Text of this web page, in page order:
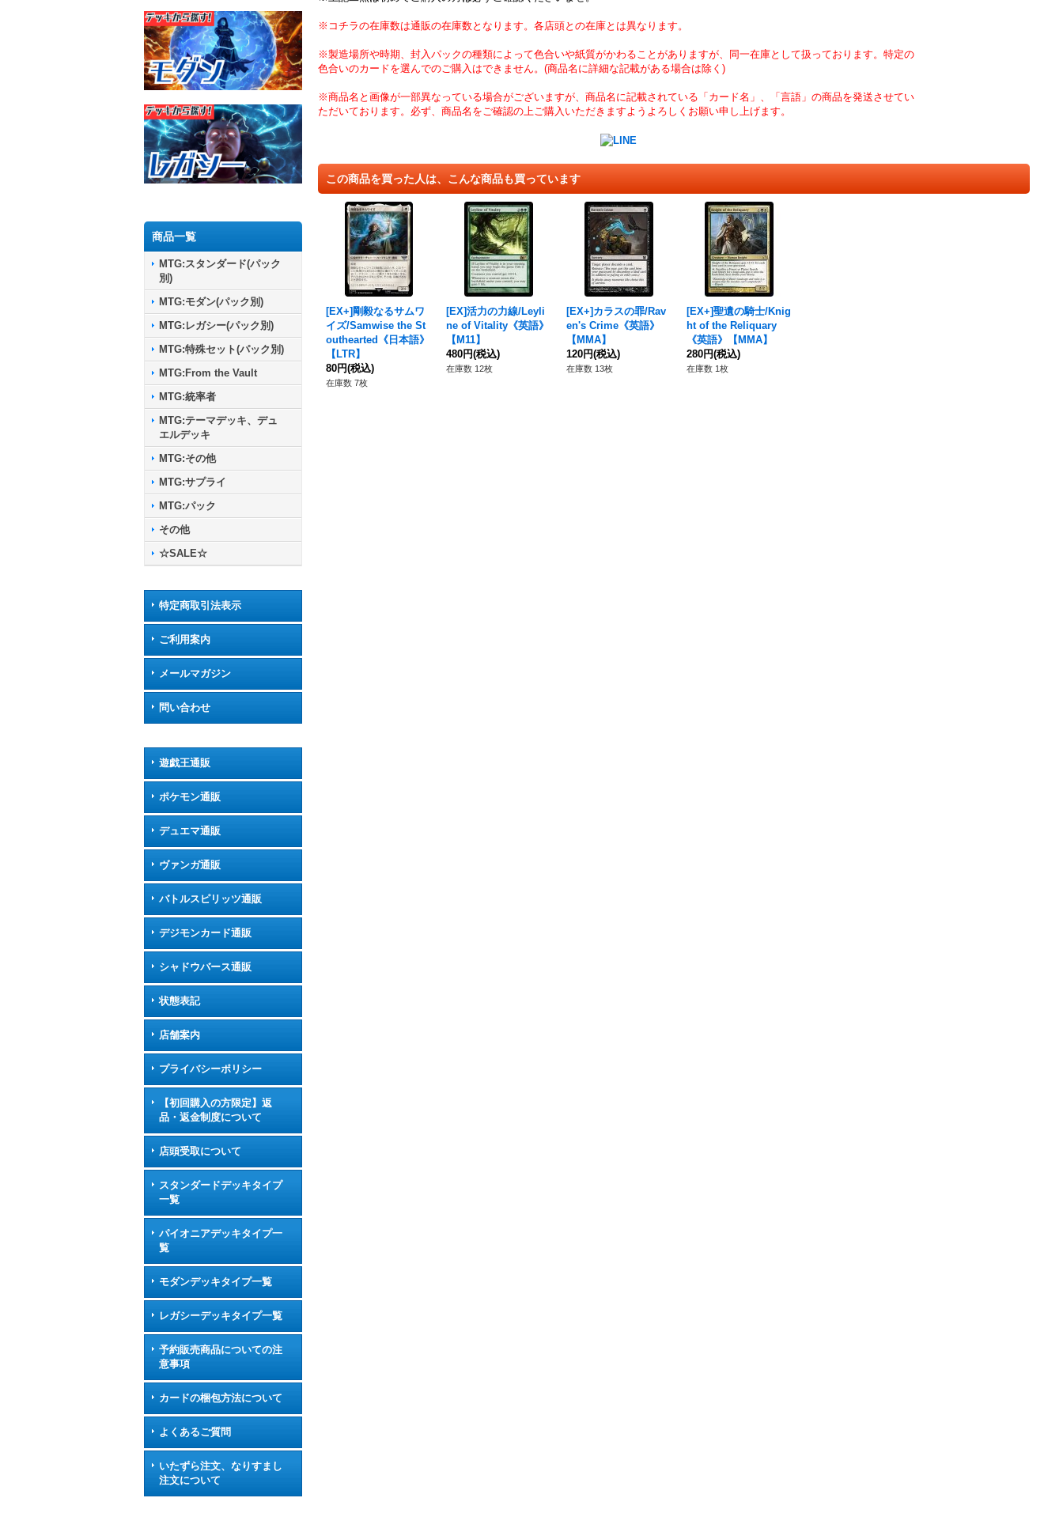
商品一覧
MTG:スタンダード(パック
別)
MTG:モダン(パック別)
MTG:レガシー(パック別)
MTG:特殊セット(パック別)
MTG:From the Vault
MTG:統率者
MTG:テーマデッキ、デュ
エルデッキ
MTG:その他
MTG:サプライ
MTG:パック
その他
☆SALE☆
特定商取引法表示
ご利用案内
メールマガジン
問い合わせ
遊戯王通販
ポケモン通販
デュエマ通販
ヴァンガ通販
バトルスピリッツ通販
デジモンカード通販
シャドウバース通販
状態表記
店舗案内
プライバシーポリシー
【初回購入の方限定】返
品・返金制度について
店頭受取について
スタンダードデッキタイプ
一覧
パイオニアデッキタイプ一
覧
モダンデッキタイプ一覧
レガシーデッキタイプ一覧
予約販売商品についての注
意事項
カードの梱包方法について
よくあるご質問
いたずら注文、なりすまし
注文について
※コチラの在庫数は通販の在庫数となります。各店頭との在庫とは異なります。
※製造場所や時期、封入パックの種類によって色合いや紙質がかわることがありますが、同一在庫として扱っております。特定の
色合いのカードを選んでのご購入はできません。(商品名に詳細な記載がある場合は除く)
※商品名と画像が一部異なっている場合がございますが、商品名に記載されている「カード名」、「言語」の商品を発送させてい
ただいております。必ず、商品名をご確認の上ご購入いただきますようよろしくお願い申し上げます。
この商品を買った人は、こんな商品も買っています
[EX+]剛毅なるサムワ
イズ/Samwise the St
outhearted《日本語》
【LTR】
80円(税込)
在庫数 7枚
[EX]活力の力線/Leyli
ne of Vitality《英語》
【M11】
480円(税込)
在庫数 12枚
[EX+]カラスの罪/Rav
en's Crime《英語》
【MMA】
120円(税込)
在庫数 13枚
[EX+]聖遺の騎士/Knig
ht of the Reliquary
《英語》【MMA】
280円(税込)
在庫数 1枚